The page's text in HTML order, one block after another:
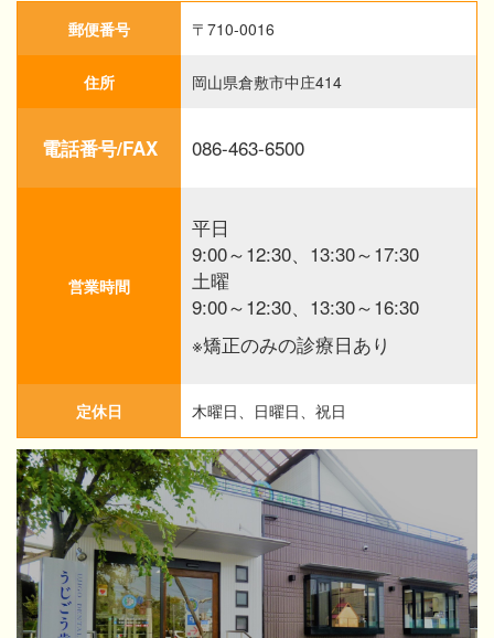
郵便番号 〒710-0016
住所 岡山県倉敷市中庄414
電話番号/FAX 086-463-6500
営業時間
平日
9:00～12:30、13:30～17:30
土曜
9:00～12:30、13:30～16:30
※矯正のみの診療日あり
定休日 木曜日、日曜日、祝日